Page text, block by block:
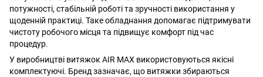
потужності, стабільній роботі та зручності використання у
щоденній практиці. Таке обладнання допомагає підтримувати
чистоту робочого місця та підвищує комфорт під час
процедур.
У виробництві витяжок AIR MAX використовуються якісні
комплектуючі. Бренд зазначає, що витяжки збираються